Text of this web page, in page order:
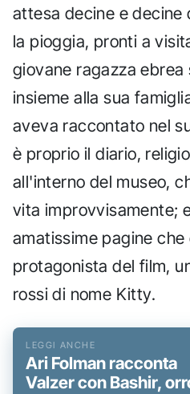
attesa decine e
la pioggia, pronti a
giovane ragazza ebrea
insieme alla sua
aveva raccontato nel
è proprio il diario,
all'interno del museo,
vita improvvisamente;
amatissime pagine che
protagonista del film,
rossi di nome Kitty.
Ari Folman racconta
Valzer con Bashir,